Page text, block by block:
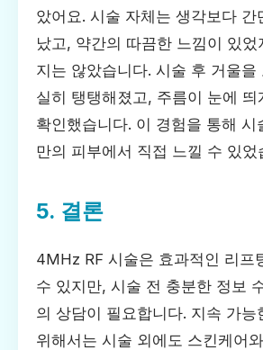
았어요. 시술 자체는 생각보다 간
났고, 약간의 따끔한 느낌이 있었
지는 않았습니다. 시술 후 거울을
실히 탱탱해졌고, 주름이 눈에 띄
확인했습니다. 이 경험을 통해 시
만의 피부에서 직접 느낄 수 있었
5. 결론
4MHz RF 시술은 효과적인 리프
수 있지만, 시술 전 충분한 정보
의 상담이 필요합니다. 지속 가능
위해서는 시술 외에도 스킨케어